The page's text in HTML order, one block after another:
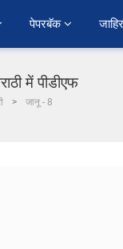
पेपरबॅक
में पीडीएफ
जानू - 8